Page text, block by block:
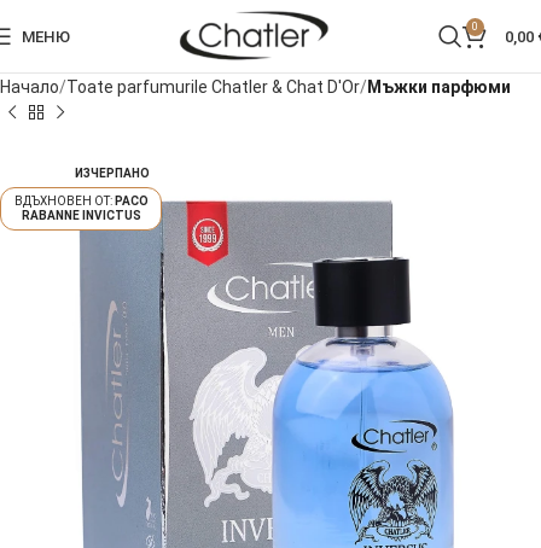
МЕНЮ
0
0,00
Начало Toate parfumurile Chatler & Chat D'Or Мъжки парфюми
ИЗЧЕРПАНО
PACO
RABANNE INVICTUS